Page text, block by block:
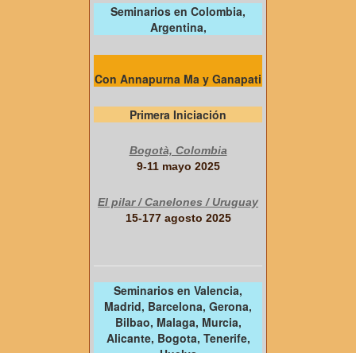
Seminarios en Colombia,
Argentina,
Con Annapurna Ma y Ganapati
Primera Iniciación
Bogotà, Colombia
9-11 mayo 2025
El pilar / Canelones / Uruguay
15-177 agosto 2025
Seminarios en Valencia,
Madrid, Barcelona, Gerona,
Bilbao, Malaga, Murcia,
Alicante, Bogota, Tenerife,